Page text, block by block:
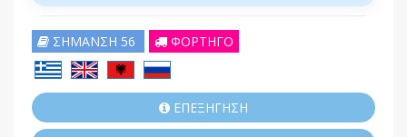
ΣΗΜΑΝΣΗ 56 ΦΟΡΤΗΓΟ
ΕΠΕΞΗΓΗΣΗ